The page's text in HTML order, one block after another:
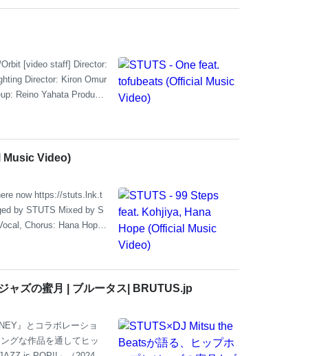
[video staff] Director:
Director: Kiron Omur
Reino Yahata Producti
Produced by STUTS
Music Video)
now https://stuts.lnk.t
by STUTS Mixed by S
Chorus: Hana Hope
スエット」TVCM 「君
ャズの蜜月 | ブルータス| BRUTUS.jp
』とコラボレーショ
グな作品を通してヒッ